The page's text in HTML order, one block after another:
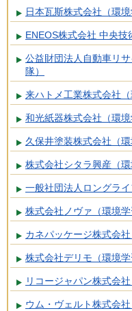
日本瓦斯株式会社（環境
ENEOS株式会社 中央技
公益財団法人自動車リ
隊）
来ハトメ工業株式会社（
和光紙器株式会社（環境
久保井塗装株式会社（環
株式会社シタラ興産（環
一般社団法人ロングラ
株式会社ノヴァ（環境学
カネパッケージ株式会社
株式会社デリモ（環境学
リコージャパン株式会
ウム・ヴェルト株式会社